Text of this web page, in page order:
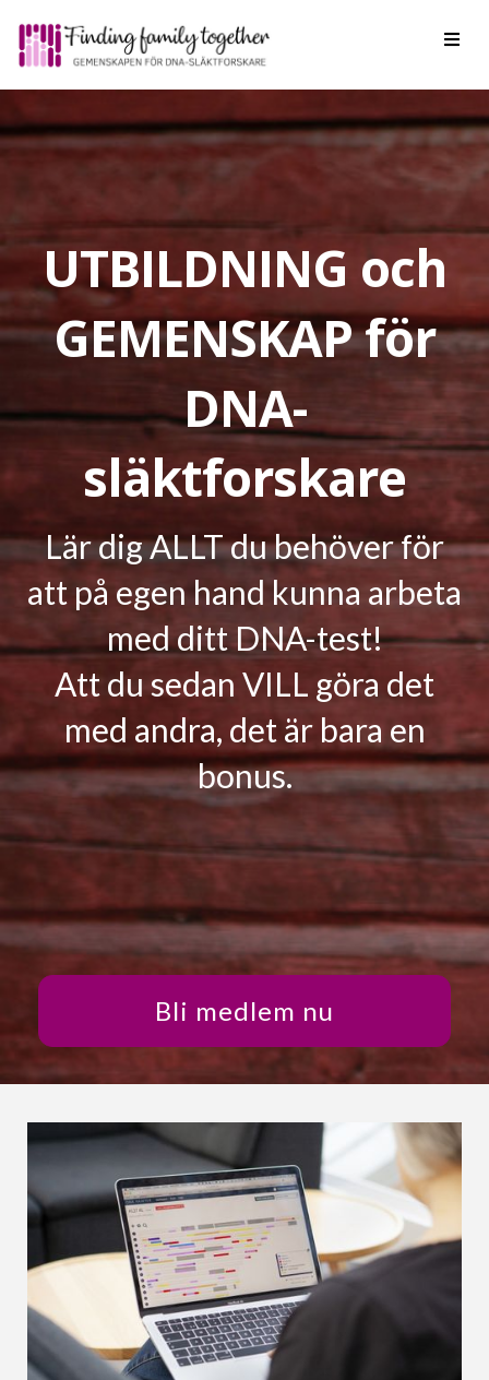
UTBILDNING och
GEMENSKAP för
DNA-
släktforskare
Lär dig ALLT du behöver för
att på egen hand kunna arbeta
med ditt DNA-test!
Att du sedan VILL göra det
med andra, det är bara en
bonus.
Bli medlem nu